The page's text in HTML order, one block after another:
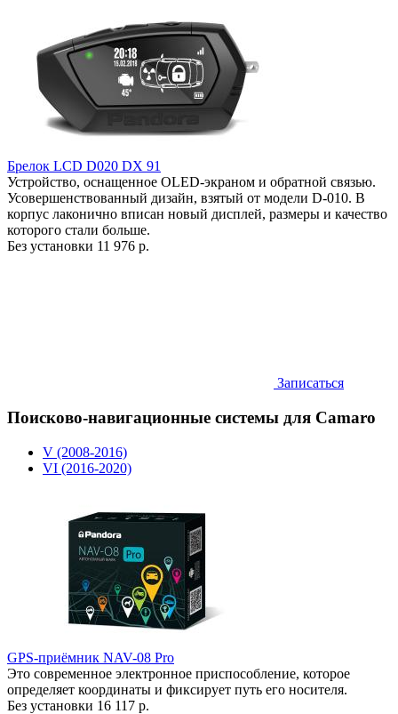
Брелок LCD D020 DX 91
Устройство, оснащенное OLED-экраном и обратной связью.
Усовершенствованный дизайн, взятый от модели D-010. В
корпус лаконично вписан новый дисплей, размеры и качество
которого стали больше.
Без установки 11 976 р.
Записаться
Поисково-навигационные системы для Camaro
V (2008-2016)
VI (2016-2020)
GPS-приёмник NAV-08 Pro
Это современное электронное приспособление, которое
определяет координаты и фиксирует путь его носителя.
Без установки 16 117 р.